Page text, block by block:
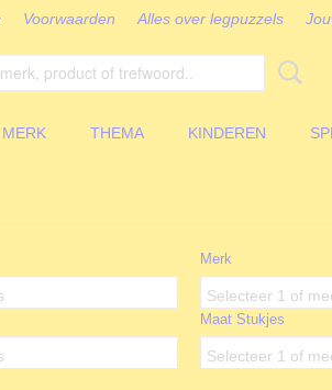
Voorwaarden Alles over legpuzzels
MERK THEMA KINDEREN
Merk
Selecteer 1 of
Maat Stukjes
Selecteer 1 of